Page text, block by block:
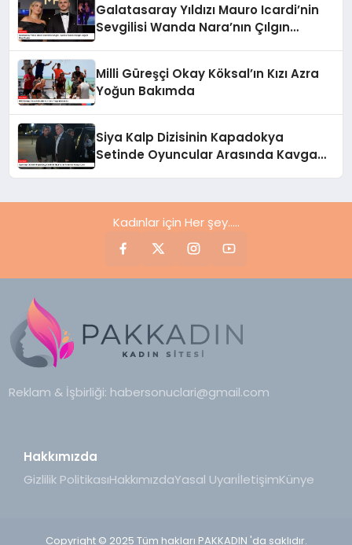
Galatasaray Yıldızı Mauro Icardi’nin
Sevgilisi Wanda Nara’nın Çılgın
Milli Güreşçi Okay Köksal’ın Kızı Azra
Yoğun Bakımda
Siya Kalp Dizisinin Kapadokya
Setinde Oyuncular Arasında Kavga
Kadınlar için Her şey.....
Reklam & İşbirliği: habersonuclari@gmail.com
Hakkımızda
Gizlilik PolitikasıHakkımızdaYasal UyarıİletişimKünye
Copyright © 2025 Tüm hakları PAKKADIN 'da saklıdır.